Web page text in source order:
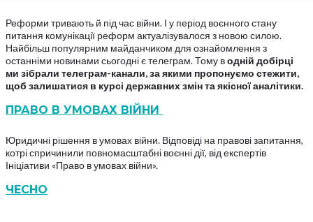
Реформи тривають й під час війни. І у період воєнного стану
питання комунікації реформ актуалізувалося з новою силою.
Найбільш популярним майданчиком для ознайомлення з
останніми новинами сьогодні є телеграм. Тому водній добірці
ми зібрали телеграм-канали, за якими пропонуємо стежити,
щоб залишатися в курсі державних змін та якісної аналітики.
ПРАВО В УМОВАХ ВІЙНИ
Юридичні рішення в умовах війни. Відповіді на правові запитання,
котрі спричинили повномасштабні воєнні дії, від експертів
Ініціативи «Право в умовах війни».
ЧЕСНО